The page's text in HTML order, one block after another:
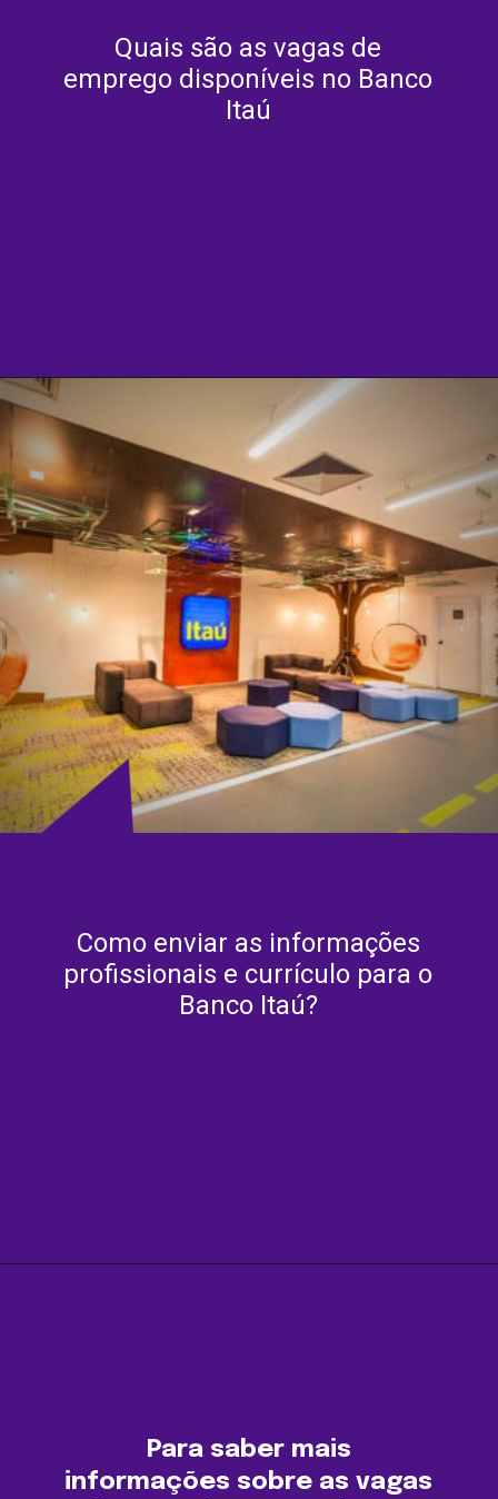
Quais são as vagas de
emprego disponíveis no Banco
Itaú
https://agenciasantarem.com.br/amp
Como enviar as informações
profissionais e currículo para o
Banco Itaú?
Para saber mais
informações sobre as vagas